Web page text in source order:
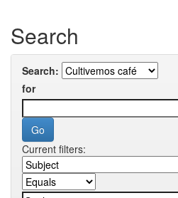
Search
Search:
for
Current filters: